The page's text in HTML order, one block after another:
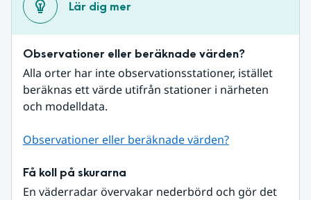
Lär dig mer
Observationer eller beräknade värden?
Alla orter har inte observationsstationer, istället
beräknas ett värde utifrån stationer i närheten
och modelldata.
Observationer eller beräknade värden?
Få koll på skurarna
En väderradar övervakar nederbörd och gör det